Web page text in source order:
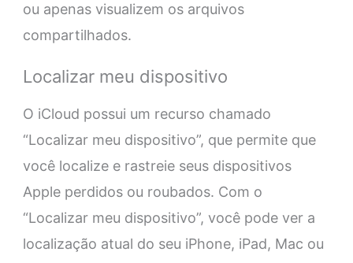
ou apenas visualizem os arquivos
compartilhados.
Localizar meu dispositivo
O iCloud possui um recurso chamado
“Localizar meu dispositivo”, que permite que
você localize e rastreie seus dispositivos
Apple perdidos ou roubados. Com o
“Localizar meu dispositivo”, você pode ver a
localização atual do seu iPhone, iPad, Mac ou